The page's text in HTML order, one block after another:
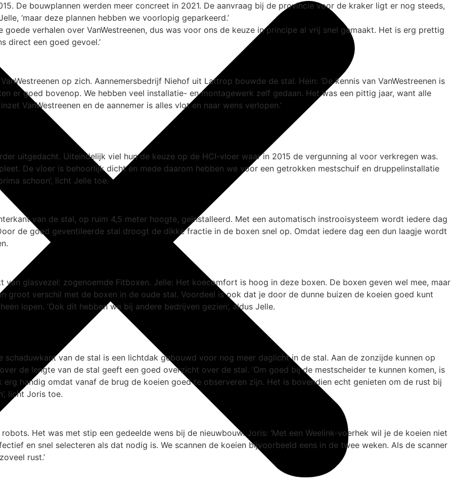
De bouwplannen werden meer concreet in 2021. De aanvraag bij de provincie voor de kraker ligt er nog steeds,
‘maar deze plannen hebben we voorlopig geparkeerd.’
goede verhalen over VanWestreenen, dus was voor ons de keuze in principe al vrij snel gemaakt. Het is erg prettig
direct een goed gevoel.’
op zich. Aannemersbedrijf Niehof uit Lattrop bouwde de stal. Hein: ‘De kennis van VanWestreenen is
er goed bovenop. We hebben veel installatie- en montagewerk zelf gedaan. Het was een pittig jaar, want alle
VanWestreenen en de aannemer is alles vlot en naar wens verlopen.’
uitgedacht. Uiteindelijk viel hun de keuze op de HCI-vloer waar in 2015 de vergunning al voor verkregen was.
De vloer is behoorlijk dicht en mede daarom hebben we voor een getrokken mestschuif en druppelinstallatie
schoon’, licht Jelle toe.
van de stal, op ruim 4,5 meter hoogte, geïnstalleerd. Met een automatisch instrooisysteem wordt iedere dag
de goed geventileerde stal droogt de dikke fractie in de boxen snel op. Omdat iedere dag een dun laagje wordt
glasvezel: zogenoemde Fitboxen. Jelle: Het koecomfort is hoog in deze boxen. De boxen geven wel mee, maar
groot verschil met de boxen in de oude stal. Voordeel is ook dat je door de dunne buizen de koeien goed kunt
lopen. ‘Ook dit hebben we bij andere bedrijven gezien’, aldus Jelle.
van de stal is een lichtdak gebouwd voor nog meer daglicht in de stal. Aan de zonzijde kunnen op
de lengte van de stal geeft een goed overzicht over de stal. ‘Om goed bij de mestscheider te kunnen komen, is
handig omdat vanaf de brug de koeien goed te observeren zijn. Het is bovendien echt genieten om de rust bij
licht Joris toe.
Het was met stip een gedeelde wens bij de nieuwbouw. Joris: ‘Met een Weelink-voerhek wil je de koeien niet
en snel selecteren als dat nodig is. We scannen de koeien bijvoorbeeld eens in de twee weken. Als de scanner
rust.’